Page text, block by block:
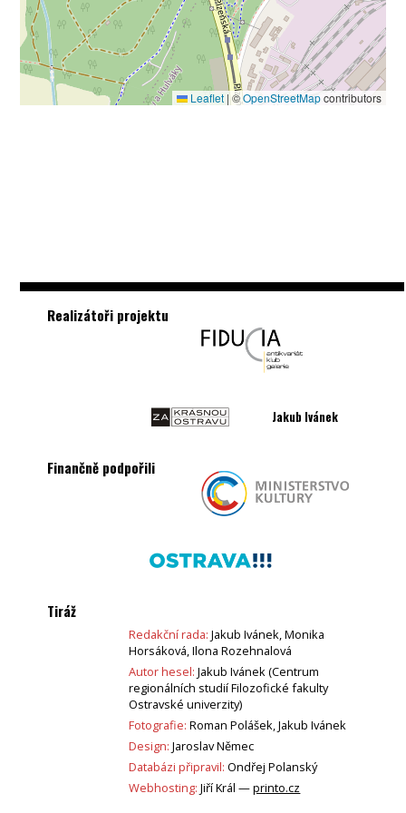
Leaflet |©OpenStreetMapcontributors
Realizátoři projektu
Jakub Ivánek
Finančně podpořili
Tiráž
Redakční rada: Jakub Ivánek, Monika
Horsáková, Ilona Rozehnalová
Autor hesel: Jakub Ivánek (Centrum
regionálních studií Filozofické fakulty
Ostravské univerzity)
Fotografie: Roman Polášek, Jakub Ivánek
Design: Jaroslav Němec
Databázi připravil: Ondřej Polanský
Webhosting: Jiří Král —printo.cz